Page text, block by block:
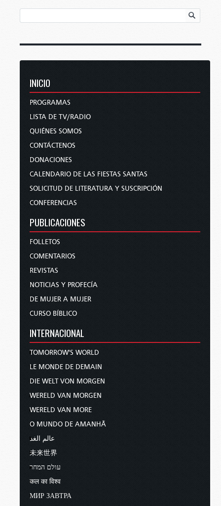
INICIO
PROGRAMAS
LISTA DE TV/RADIO
QUIÉNES SOMOS
CONTÁCTENOS
DONACIONES
CALENDARIO DE LAS FIESTAS SANTAS
SOLICITUD DE LITERATURA Y SUSCRIPCIÓN
CONFERENCIAS
PUBLICACIONES
FOLLETOS
COMENTARIOS
REVISTAS
NOTICIAS Y PROFECÍA
DE MUJER A MUJER
CURSO BÍBLICO
INTERNACIONAL
TOMORROW'S WORLD
LE MONDE DE DEMAIN
DIE WELT VON MORGEN
WERELD VAN MORGEN
WERELD VAN MORE
O MUNDO DE AMANHÃ
عالم الغد
未来世界
עולם המחר
कल का विश्व
МИР ЗАВТРА